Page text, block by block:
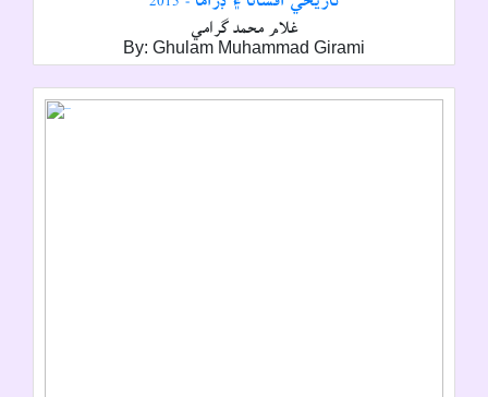
غلام محمد گرامي
By: Ghulam Muhammad Girami